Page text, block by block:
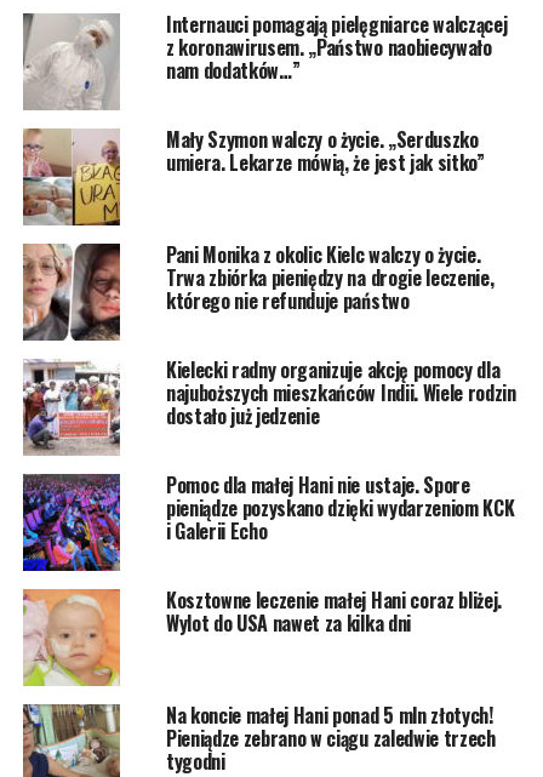
Internauci pomagają pielęgniarce walczącej
z koronawirusem. „Państwo naobiecywało
nam dodatków…”
Mały Szymon walczy o życie. „Serduszko
umiera. Lekarze mówią, że jest jak sitko”
Pani Monika z okolic Kielc walczy o życie.
Trwa zbiórka pieniędzy na drogie leczenie,
którego nie refunduje państwo
Kielecki radny organizuje akcję pomocy dla
najuboższych mieszkańców Indii. Wiele rodzin
dostało już jedzenie
Pomoc dla małej Hani nie ustaje. Spore
pieniądze pozyskano dzięki wydarzeniom KCK
i Galerii Echo
Kosztowne leczenie małej Hani coraz bliżej.
Wylot do USA nawet za kilka dni
Na koncie małej Hani ponad 5 mln złotych!
Pieniądze zebrano w ciągu zaledwie trzech
tygodni